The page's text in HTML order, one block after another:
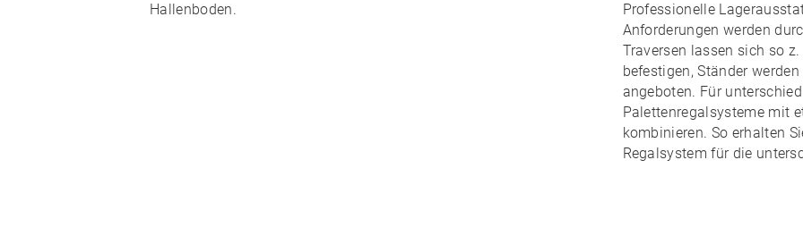
Hallenboden.
Professionelle
Anforderungen werden
Traversen lassen sich so
befestigen, Ständer
angeboten. Für
Palettenregalsysteme mit
kombinieren. So erhalten
Regalsystem für die